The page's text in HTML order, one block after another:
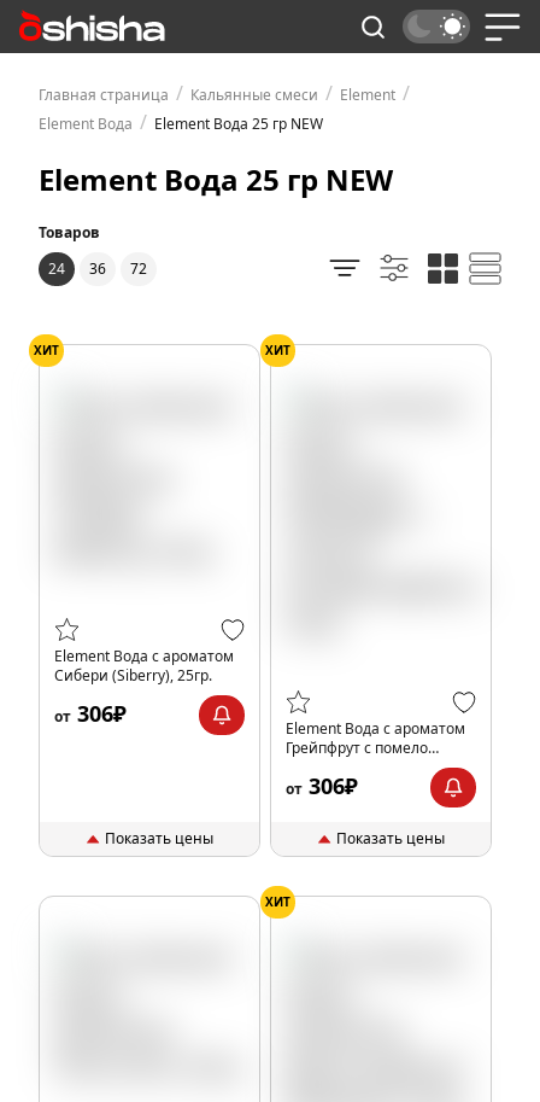
Главная страница / Кальянные смеси / Element /
Element Вода / Element Вода 25 гр NEW
Element Вода 25 гр NEW
Товаров
24
36 72
ХИТ
Element Вода с ароматом
Сибери (Siberry), 25гр.
от 306₽
Показать цены
ХИТ
Element Вода с ароматом
Грейпфрут с помело
(Grapefruit&Pomelo), 25гр.
от 306₽
Показать цены
ХИТ